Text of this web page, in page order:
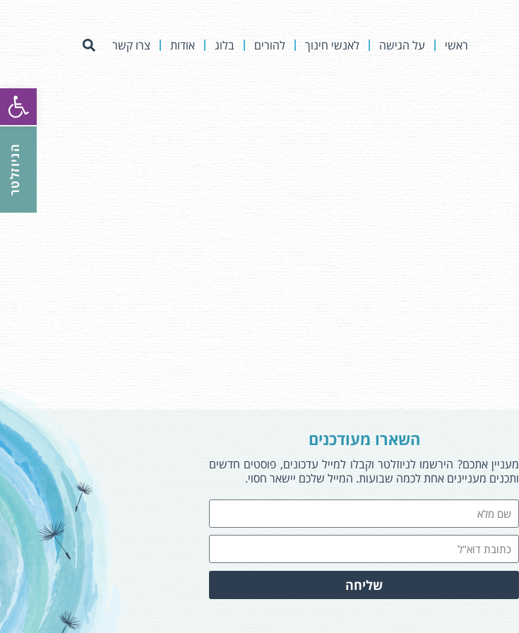
פתח
ראשי על הגישה לאנשי חינוך להורים בלוג אודות צרו קשר
השארו מעודכנים
מעניין אתכם? הירשמו לניוזלטר וקבלו למייל עדכונים, פוסטים חדשים
ותכנים מעניינים אחת לכמה שבועות. המייל שלכם יישאר חסוי.
שליחה
הניוזלטר